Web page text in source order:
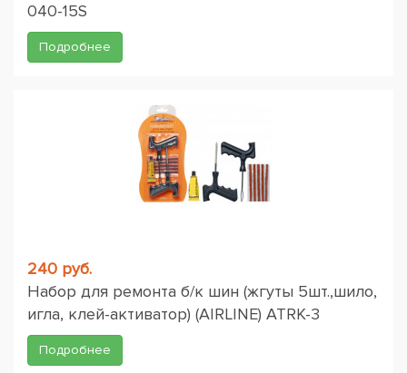
040-15S
Подробнее
240 руб.
Набор для ремонта б/к шин (жгуты 5шт.,шило,
игла, клей-активатор) (AIRLINE) ATRK-3
Подробнее